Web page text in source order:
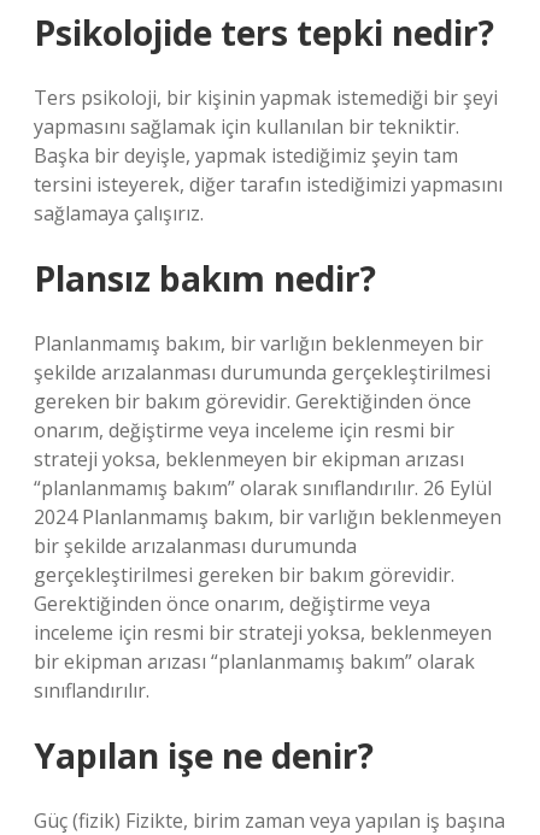
Psikolojide ters tepki nedir?
Ters psikoloji, bir kişinin yapmak istemediği bir şeyi
yapmasını sağlamak için kullanılan bir tekniktir.
Başka bir deyişle, yapmak istediğimiz şeyin tam
tersini isteyerek, diğer tarafın istediğimizi yapmasını
sağlamaya çalışırız.
Plansız bakım nedir?
Planlanmamış bakım, bir varlığın beklenmeyen bir
şekilde arızalanması durumunda gerçekleştirilmesi
gereken bir bakım görevidir. Gerektiğinden önce
onarım, değiştirme veya inceleme için resmi bir
strateji yoksa, beklenmeyen bir ekipman arızası
“planlanmamış bakım” olarak sınıflandırılır. 26 Eylül
2024 Planlanmamış bakım, bir varlığın beklenmeyen
bir şekilde arızalanması durumunda
gerçekleştirilmesi gereken bir bakım görevidir.
Gerektiğinden önce onarım, değiştirme veya
inceleme için resmi bir strateji yoksa, beklenmeyen
bir ekipman arızası “planlanmamış bakım” olarak
sınıflandırılır.
Yapılan işe ne denir?
Güç (fizik) Fizikte, birim zaman veya yapılan iş başına